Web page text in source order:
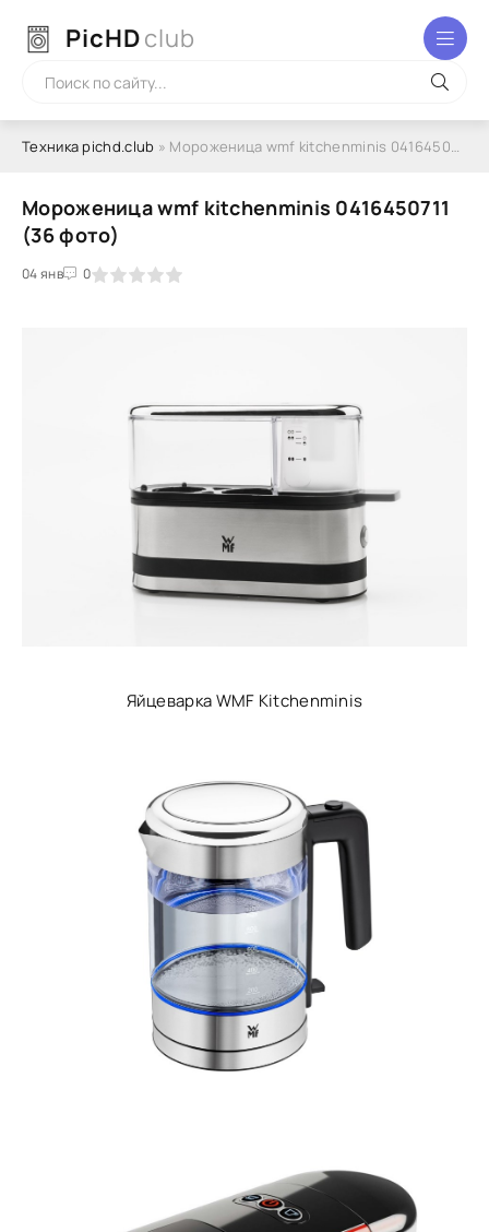
PicHDclub
Техника pichd.club » Мороженица wmf kitchenminis 0416450711 (36 фото)
Мороженица wmf kitchenminis 0416450711
(36 фото)
04 янв 0
3 4 5
Яйцеварка WMF Kitchenminis